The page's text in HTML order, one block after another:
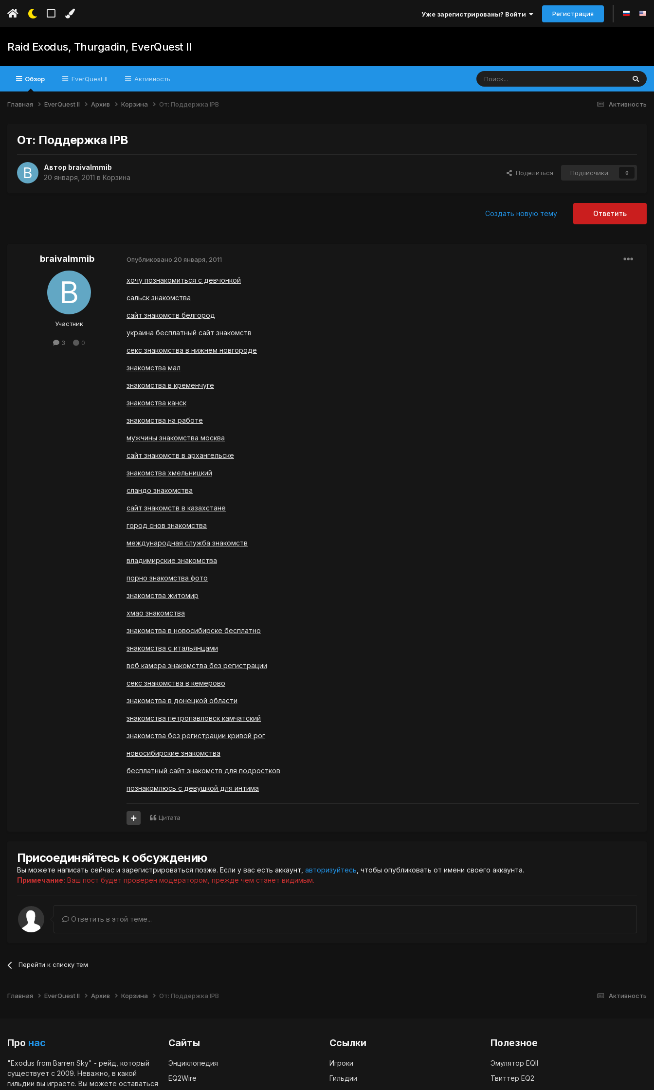
Уже зарегистрированы? Войти Регистрация
Raid Exodus, Thurgadin, EverQuest II
Обзор EverQuest II Активность
Активность
Главная EverQuest II Архив Корзина От: Поддержка IPB
От: Поддержка IPB
Автор braivaImmib
20 января, 2011 в Корзина
Поделиться Подписчики 0
Ответить
Создать новую тему
braivaImmib
Участник
3 0
Опубликовано 20 января, 2011
хочу познакомиться с девчонкой
сальск знакомства
сайт знакомств белгород
украина бесплатный сайт знакомств
секс знакомства в нижнем новгороде
знакомства мал
знакомства в кременчуге
знакомства канск
знакомства на работе
мужчины знакомства москва
сайт знакомств в архангельске
знакомства хмельницкий
сландо знакомства
сайт знакомств в казахстане
город снов знакомства
международная служба знакомств
владимирские знакомства
порно знакомства фото
знакомства житомир
хмао знакомства
знакомства в новосибирске бесплатно
знакомства с итальянцами
веб камера знакомства без регистрации
секс знакомства в кемерово
знакомства в донецкой области
знакомства петропавловск камчатский
знакомства без регистрации кривой рог
новосибирские знакомства
бесплатный сайт знакомств для подростков
познакомлюсь с девушкой для интима
Цитата
Присоединяйтесь к обсуждению
Вы можете написать сейчас и зарегистрироваться позже. Если у вас есть аккаунт, авторизуйтесь , чтобы опубликовать от имени своего аккаунта.
Примечание: Ваш пост будет проверен модератором, прежде чем станет видимым.
Ответить в этой теме...
Перейти к списку тем
Активность
Главная EverQuest II Архив Корзина От: Поддержка IPB
Про нас
"Exodus from Barren Sky" - рейд, который
существует с 2009. Неважно, в какой
гильдии вы играете. Вы можете оставаться
Сайты
Энциклопедия
EQ2Wire
Ссылки
Игроки
Гильдии
Полезное
Эмулятор EQII
Твиттер EQ2